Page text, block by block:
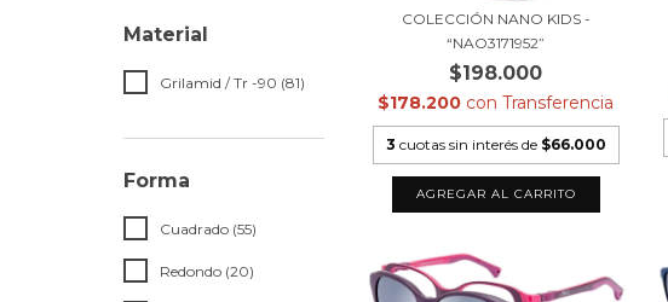
Material
Grilamid / Tr -90 (81)
Forma
Cuadrado (55)
Redondo (20)
COLECCIÓN NANO KIDS -
“NAO3171952”
$198.000
$178.200 con Transferencia
3 cuotas sin interés de $66.000